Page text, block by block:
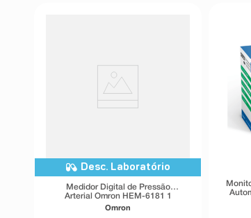
Desc. Laboratório
Medidor Digital de Pressão
Arterial Omron HEM-6181 1
Unidade
Omron